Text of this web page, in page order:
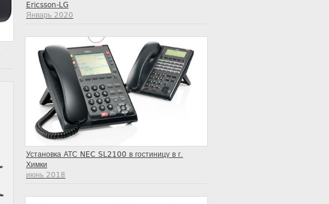
Ericsson-LG
Январь 2020
Установка АТС NEC SL2100 в гостиницу в г.
Химки
июнь 2018